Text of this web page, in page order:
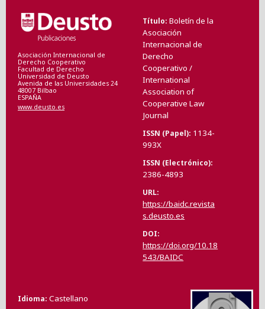
Asociación Internacional de
Derecho Cooperativo
Facultad de Derecho
Universidad de Deusto
Avenida de las Universidades 24
48007 Bilbao
ESPAÑA
www.deusto.es
Título Boletín de la
Asociación
Internacional de
Derecho
Cooperativo /
International
Association of
Cooperative Law
Journal
ISSN (Papel) 1134-
993X
ISSN (Electrónico)
2386-4893
URL
https://baidc.revista
s.deusto.es
DOI
https://doi.org/10.18
543/BAIDC
Idioma Castellano